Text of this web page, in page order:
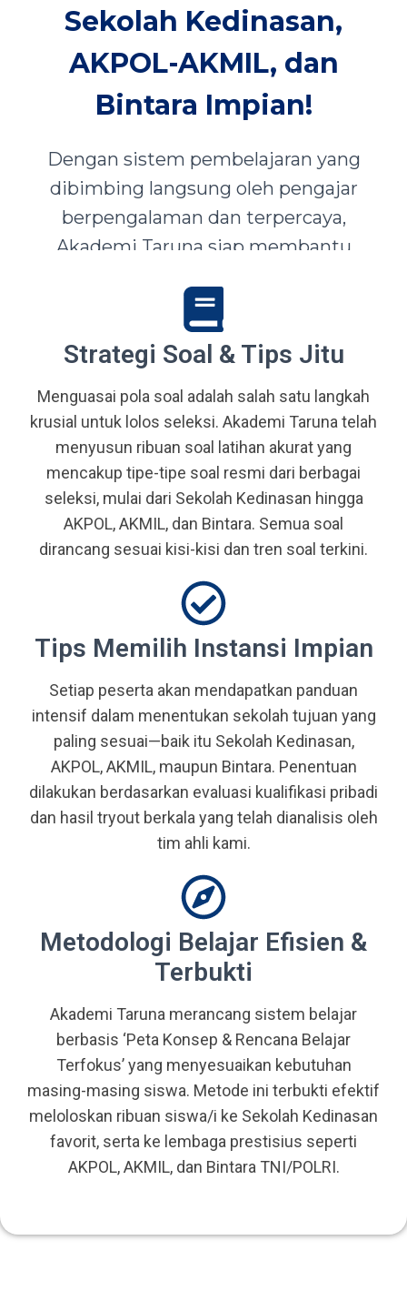
Sekolah Kedinasan,
AKPOL-AKMIL, dan
Bintara Impian!
Dengan sistem pembelajaran yang
dibimbing langsung oleh pengajar
berpengalaman dan terpercaya,
Akademi Taruna siap membantu
mewujudkan impian menjadi Taruna,
Abdi Negara, serta prajurit terbaik
bangsa.
Strategi Soal & Tips Jitu
Menguasai pola soal adalah salah satu langkah
krusial untuk lolos seleksi. Akademi Taruna telah
menyusun ribuan soal latihan akurat yang
mencakup tipe-tipe soal resmi dari berbagai
seleksi, mulai dari Sekolah Kedinasan hingga
AKPOL, AKMIL, dan Bintara. Semua soal
dirancang sesuai kisi-kisi dan tren soal terkini.
Tips Memilih Instansi Impian
Setiap peserta akan mendapatkan panduan
intensif dalam menentukan sekolah tujuan yang
paling sesuai—baik itu Sekolah Kedinasan,
AKPOL, AKMIL, maupun Bintara. Penentuan
dilakukan berdasarkan evaluasi kualifikasi pribadi
dan hasil tryout berkala yang telah dianalisis oleh
tim ahli kami.
Metodologi Belajar Efisien &
Terbukti
Akademi Taruna merancang sistem belajar
berbasis ‘Peta Konsep & Rencana Belajar
Terfokus’ yang menyesuaikan kebutuhan
masing-masing siswa. Metode ini terbukti efektif
meloloskan ribuan siswa/i ke Sekolah Kedinasan
favorit, serta ke lembaga prestisius seperti
AKPOL, AKMIL, dan Bintara TNI/POLRI.